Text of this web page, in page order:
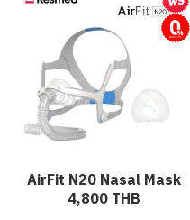
ผ่อนชำระ
AirFit N20 Nasal Mask
4,800 THB